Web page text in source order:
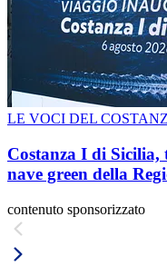
LE VOCI DEL
Costanza I di Sicilia,
nave green della
contenuto sponsorizzato